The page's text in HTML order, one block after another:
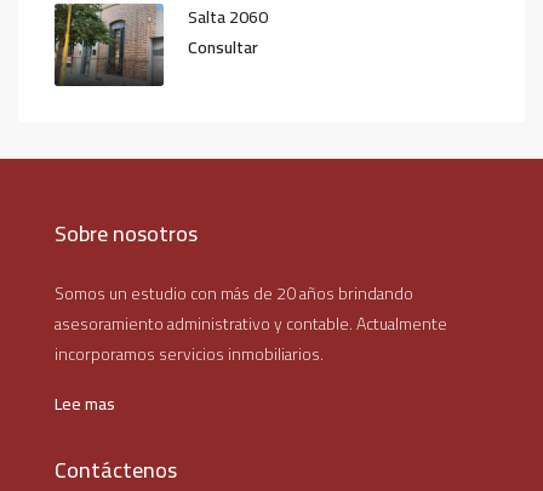
Salta 2060
Consultar
Sobre nosotros
Somos un estudio con más de 20 años brindando
asesoramiento administrativo y contable. Actualmente
incorporamos servicios inmobiliarios.
Lee mas
Contáctenos